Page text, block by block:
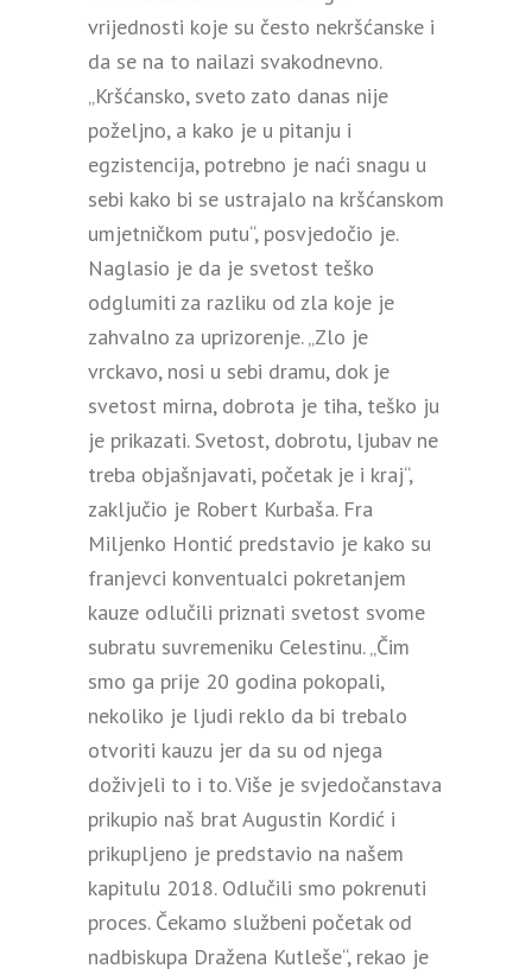
vrijednosti koje su često nekršćanske i
da se na to nailazi svakodnevno.
„Kršćansko, sveto zato danas nije
poželjno, a kako je u pitanju i
egzistencija, potrebno je naći snagu u
sebi kako bi se ustrajalo na kršćanskom
umjetničkom putu“, posvjedočio je.
Naglasio je da je svetost teško
odglumiti za razliku od zla koje je
zahvalno za uprizorenje. „Zlo je
vrckavo, nosi u sebi dramu, dok je
svetost mirna, dobrota je tiha, teško ju
je prikazati. Svetost, dobrotu, ljubav ne
treba objašnjavati, početak je i kraj“,
zaključio je Robert Kurbaša. Fra
Miljenko Hontić predstavio je kako su
franjevci konventualci pokretanjem
kauze odlučili priznati svetost svome
subratu suvremeniku Celestinu. „Čim
smo ga prije 20 godina pokopali,
nekoliko je ljudi reklo da bi trebalo
otvoriti kauzu jer da su od njega
doživjeli to i to. Više je svjedočanstava
prikupio naš brat Augustin Kordić i
prikupljeno je predstavio na našem
kapitulu 2018. Odlučili smo pokrenuti
proces. Čekamo službeni početak od
nadbiskupa Dražena Kutleše“, rekao je